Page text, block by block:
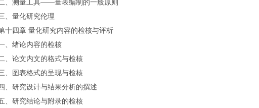
、测量工具——量表编制的一般原则
、量化研究伦理
十四章 量化研究内容的检核与评析
、绪论内容的检核
、论文内文的格式与检核
、图表格式的呈现与检核
、研究设计与结果分析的撰述
、研究结论与附录的检核